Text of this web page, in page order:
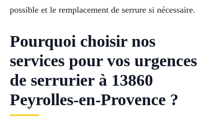
possible et le remplacement de serrure si nécessaire.
Pourquoi choisir nos
services pour vos urgences
de serrurier à 13860
Peyrolles-en-Provence ?